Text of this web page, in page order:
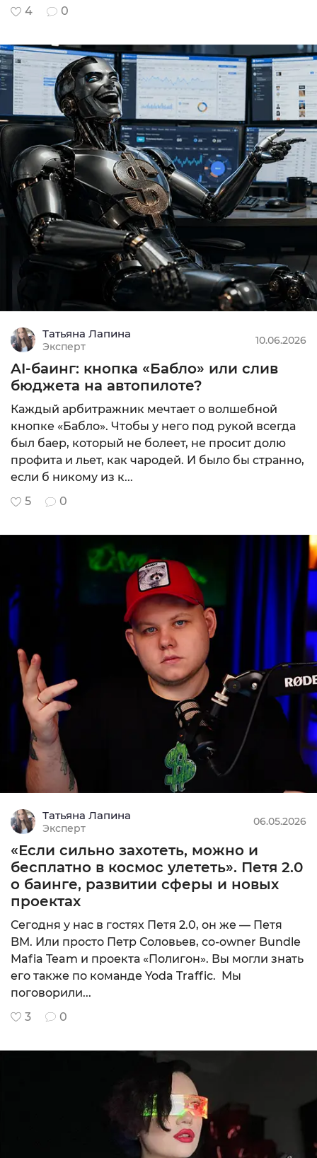
MIN: $20
10
Подробнее
CPL, СPI, SO
MIN: $100
9.68
Подробнее
4
0
Татьяна Лапина
Эксперт
10.06.2026
AI-баинг: кнопка «Бабло» или слив
бюджета на автопилоте?
Каждый арбитражник мечтает о волшебной
кнопке «Бабло». Чтобы у него под рукой всегда
был баер, который не болеет, не просит долю
профита и льет, как чародей. И было бы странно,
если б никому из к...
5
0
Татьяна Лапина
Эксперт
06.05.2026
«Если сильно захотеть, можно и
бесплатно в космос улететь». Петя 2.0
о баинге, развитии сферы и новых
проектах
Сегодня у нас в гостях Петя 2.0, он же — Петя
BM. Или просто Петр Соловьев, со-owner Bundle
Mafia Team и проекта «Полигон». Вы могли знать
его также по команде Yoda Traffic. Мы
поговорили...
3
0